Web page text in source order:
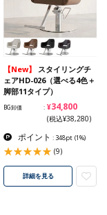
【New】
ェアHD-026（選べる4色＋
脚部11タイプ）
BG卸価 ¥34,800
(税込¥38,280)
ポイント : 348pt (1%)
(9)
詳細を見る